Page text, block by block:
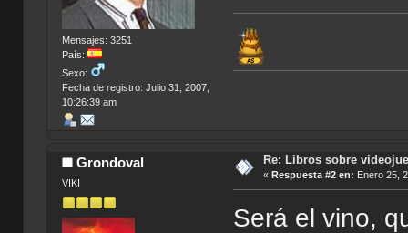
Mensajes: 3251
País:
Sexo:
Fecha de registro: Julio 31, 2007,
10:26:39 am
Grondoval
VIKI
Re: Libros sobre
« Respuesta #2 en: Enero 25,
Será el vino,